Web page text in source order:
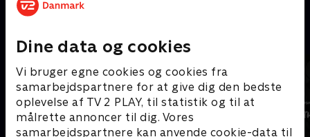
Dine data og cookies
Vi bruger egne cookies og cookies fra
samarbejdspartnere for at give dig den bedste
oplevelse af TV 2 PLAY, til statistik og til at
målrette annoncer til dig. Vores
samarbejdspartnere kan anvende cookie-data til
Mere indhold fra Disney+